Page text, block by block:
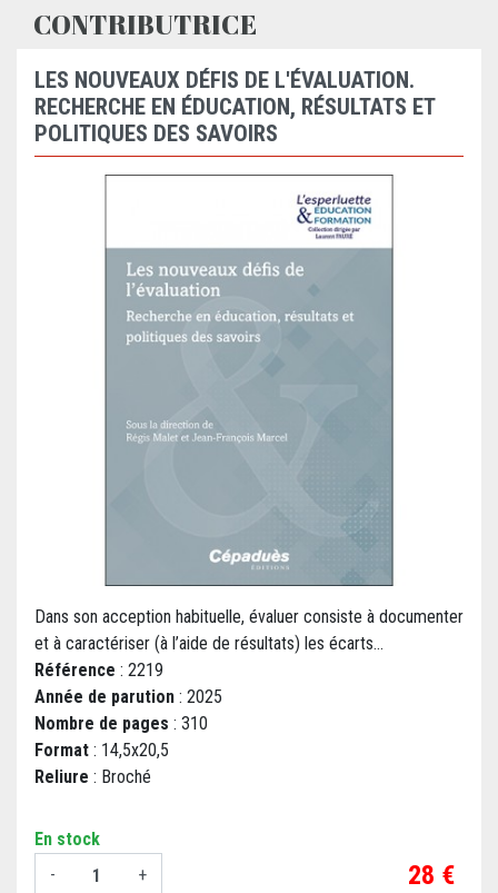
CONTRIBUTRICE
LES NOUVEAUX DÉFIS DE L'ÉVALUATION.
RECHERCHE EN ÉDUCATION, RÉSULTATS ET
POLITIQUES DES SAVOIRS
Dans son acception habituelle, évaluer consiste à documenter
et à caractériser (à l’aide de résultats) les écarts...
Référence : 2219
Année de parution : 2025
Nombre de pages : 310
Format : 14,5x20,5
Reliure : Broché
En stock
-
+ Prix
28 €